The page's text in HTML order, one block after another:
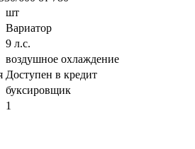
шт
Вариатор
9 л.с.
воздушное охлаждение
Доступен в кредит
буксировщик
1